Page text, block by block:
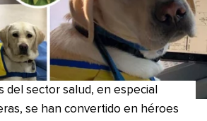
del sector salud, en especial
se han convertido en héroes